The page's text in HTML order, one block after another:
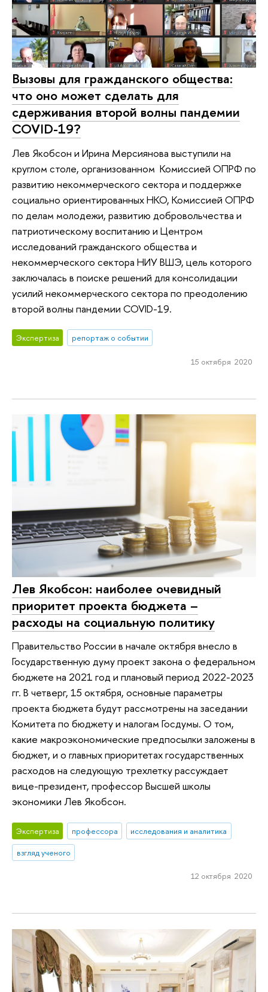
Вызовы для гражданского общества:
что оно может сделать для
сдерживания второй волны пандемии
COVID-19?
Лев Якобсон и Ирина Мерсиянова выступили на
круглом столе, организованном Комиссией ОПРФ по
развитию некоммерческого сектора и поддержке
социально ориентированных НКО, Комиссией ОПРФ
по делам молодежи, развитию добровольчества и
патриотическому воспитанию и Центром
исследований гражданского общества и
некоммерческого сектора НИУ ВШЭ, цель которого
заключалась в поиске решений для консолидации
усилий некоммерческого сектора по преодолению
второй волны пандемии COVID-19.
Экспертиза репортаж о событии
15 октября 2020
Лев Якобсон: наиболее очевидный
приоритет проекта бюджета –
расходы на социальную политику
Правительство России в начале октября внесло в
Государственную думу проект закона о федеральном
бюджете на 2021 год и плановый период 2022-2023
гг. В четверг, 15 октября, основные параметры
проекта бюджета будут рассмотрены на заседании
Комитета по бюджету и налогам Госдумы. О том,
какие макроэкономические предпосылки заложены в
бюджет, и о главных приоритетах государственных
расходов на следующую трехлетку рассуждает
вице-президент, профессор Высшей школы
экономики Лев Якобсон.
Экспертиза профессора
исследования и аналитика
взгляд ученого
12 октября 2020